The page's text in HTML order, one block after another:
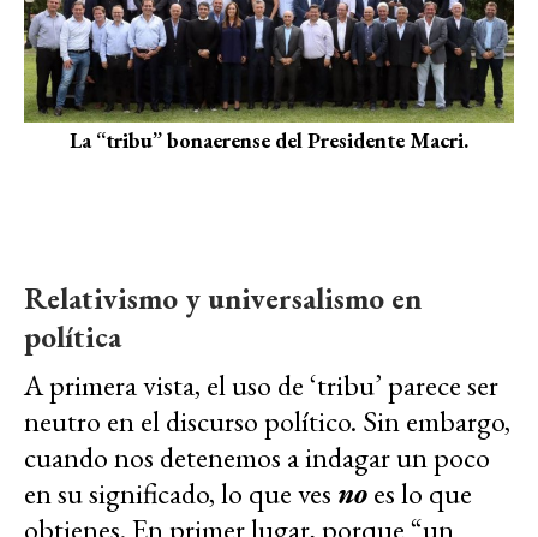
La “tribu” bonaerense del Presidente Macri.
Relativismo y universalismo en
política
A primera vista, el uso de ‘tribu’ parece ser
neutro en el discurso político. Sin embargo,
cuando nos detenemos a indagar un poco
en su significado, lo que ves noes lo que
obtienes. En primer lugar, porque “un